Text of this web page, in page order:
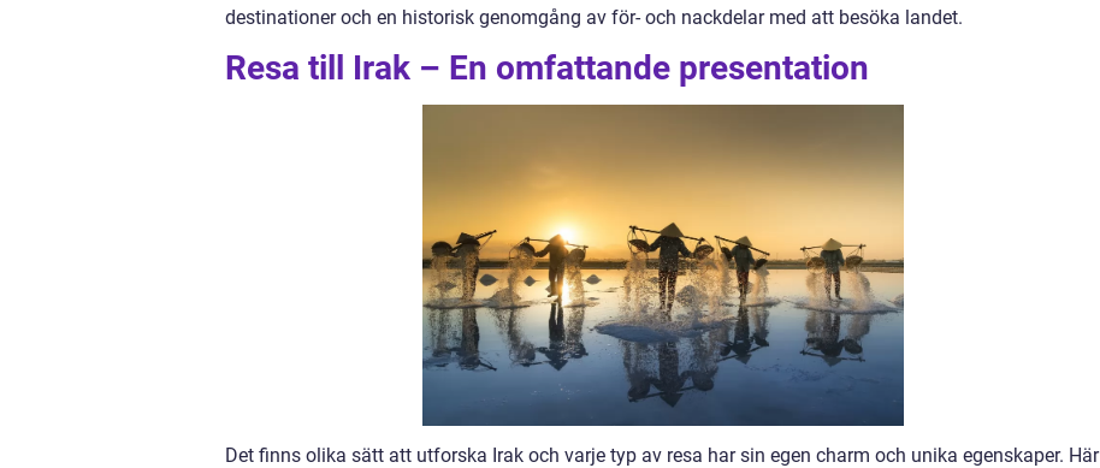
destinationer och en historisk genomgång av för- och nackdelar med att besöka landet.
Resa till Irak – En omfattande presentation
Det finns olika sätt att utforska Irak och varje typ av resa har sin egen charm och unika egenskaper. Här